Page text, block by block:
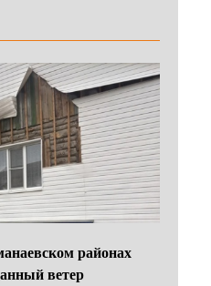
районах
ветер